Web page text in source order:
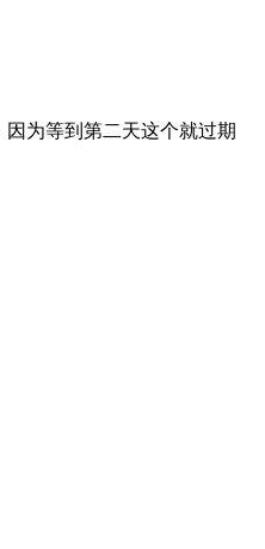
为等到第二天这个就过期